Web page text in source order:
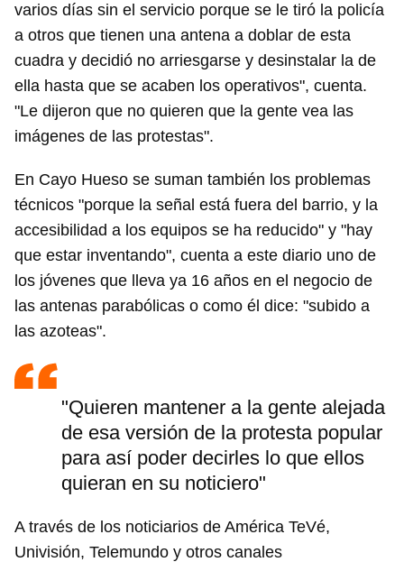
varios días sin el servicio porque se le tiró la policía
a otros que tienen una antena a doblar de esta
cuadra y decidió no arriesgarse y desinstalar la de
ella hasta que se acaben los operativos", cuenta.
"Le dijeron que no quieren que la gente vea las
imágenes de las protestas".
En Cayo Hueso se suman también los problemas
técnicos "porque la señal está fuera del barrio, y la
accesibilidad a los equipos se ha reducido" y "hay
que estar inventando", cuenta a este diario uno de
los jóvenes que lleva ya 16 años en el negocio de
las antenas parabólicas o como él dice: "subido a
las azoteas".
"Quieren mantener a la gente alejada
de esa versión de la protesta popular
para así poder decirles lo que ellos
quieran en su noticiero"
A través de los noticiarios de América TeVé,
Univisión, Telemundo y otros canales